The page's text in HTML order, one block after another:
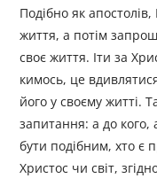
Подібно як
життя, а потім
своє життя. Іти за
кимось, це
його у своєму житті.
запитання: а до
бути подібним, хто є
Христос чи світ,